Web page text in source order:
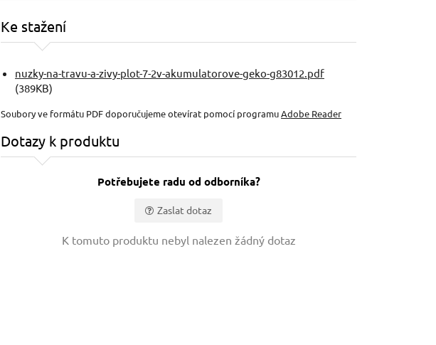
Ke stažení
nuzky-na-travu-a-zivy-plot-7-2v-akumulatorove-geko-g83012.pdf
(389KB)
Soubory ve formátu PDF doporučujeme otevírat pomocí programuAdobe Reader
Dotazy k produktu
Potřebujete radu od odborníka?
Zaslat dotaz
K tomuto produktu nebyl nalezen žádný dotaz